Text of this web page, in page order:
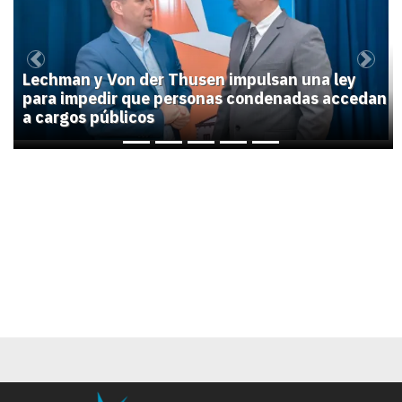
Lechman y Von der Thusen impulsan una ley
para impedir que personas condenadas accedan
a cargos públicos
Previous Next